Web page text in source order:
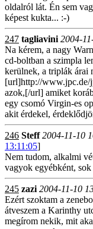
oldalról lát. Én sem
képest kukta... :-)
247 tagliavini 2004-
Na kérem, a nagy
cd-boltban a szimpla
kerülnek, a triplák árai
[url]http://www.jpc.de/
azok,[/url] amiket
egy csomó Virgin-es
akit érdekel,
246 Steff 2004-11-10
13:11:05]
Nem tudom, alkalmi
vagyok egyébként,
245 zazi 2004-11-10
Ezért szoktam a
átveszem a Karinthy
megírom nekik, mit